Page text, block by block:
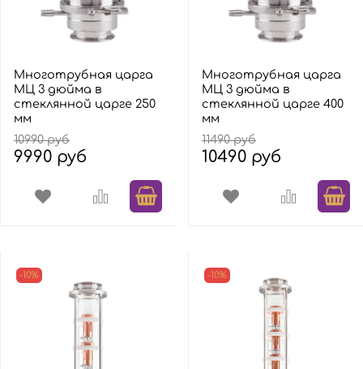
Многотрубная царга
МЦ 3 дюйма в
стеклянной царге 250
мм
10990 руб
9990 руб
Многотрубная царга
МЦ 3 дюйма в
стеклянной царге 400
мм
11490 руб
10490 руб
-10% -10%